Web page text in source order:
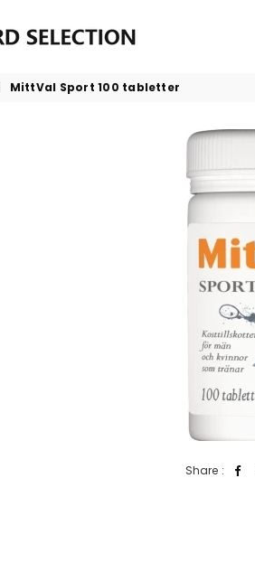
MittVal Sport 100 tabletter
Share :